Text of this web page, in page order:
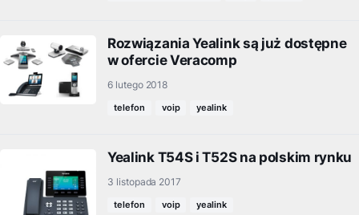
Rozwiązania Yealink są już dostępne
w ofercie Veracomp
6 lutego 2018
telefon voip yealink
Yealink T54S i T52S na polskim rynku
3 listopada 2017
telefon voip yealink